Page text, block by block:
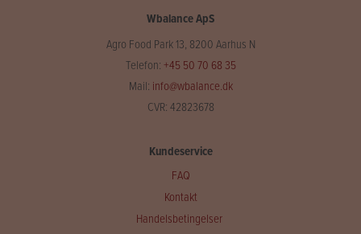
Wbalance ApS
Agro Food Park 13, 8200 Aarhus N
Telefon: +45 50 70 68 35
Mail: info@wbalance.dk
CVR: 42823678
Kundeservice
FAQ
Kontakt
Handelsbetingelser